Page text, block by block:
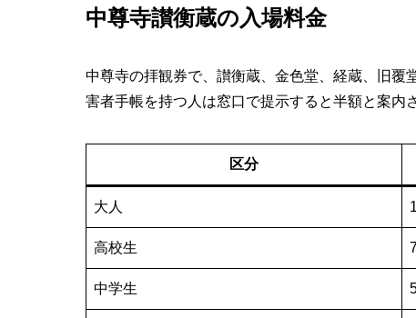
中尊寺讃衡蔵の入場料金
中尊寺の拝観券で、讃衡蔵、金色堂、経蔵、旧
害者手帳を持つ人は窓口で提示すると半額と案内
区分
大人
高校生
中学生